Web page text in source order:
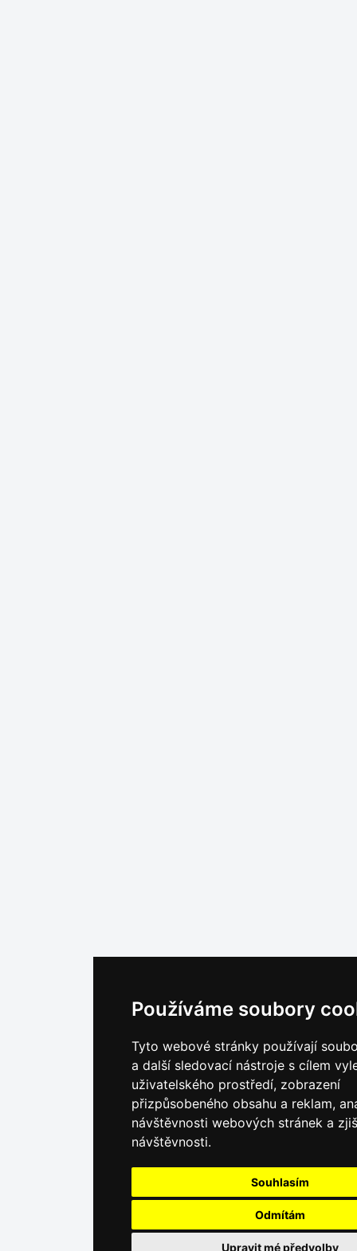
Používáme soubory
Tyto webové stránky používají
a další sledovací nástroje s cílem
uživatelského prostředí, zobrazení
přizpůsobeného obsahu a reklam,
návštěvnosti webových stránek a
návštěvnosti.
Souhlasím
Odmítám
Upravit mé předvolby